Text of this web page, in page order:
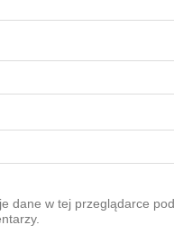
dane w tej przeglądarce